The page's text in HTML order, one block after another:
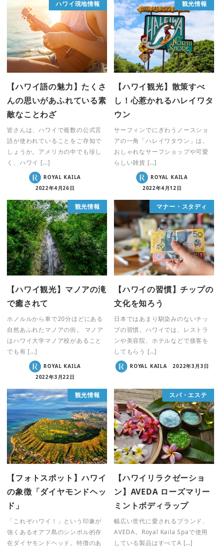
ハワイ現地情報
【ハワイ語の魅力】たくさ
んの思いがあふれている素
敵なことわざ
皆さんは、ハワイで複数の公式言
語が使われていることをご存知で
しょうか。アメリカの中でも珍し
く、ハワイ […]
ROYAL KAILA
2022年4月26日
観光情報
【ハワイ観光】散策すべ
し！心惹かれるハレイワタ
ウン
サーフィンでにぎわうノースショ
アの一角「ハレイワタウン」は、
おしゃれなサーフショップや可愛
らしい雑貨 […]
ROYAL KAILA
2022年4月12日
観光情報
【ハワイ観光】マノアの滝
で癒されて
ホノルルから車で20分ほどにある
自然あふれたマノアの街。 マノア
はハワイ大学マノア校があること
でも有 […]
ROYAL KAILA
2022年3月22日
マナー・スタディ
【ハワイの習慣】チップの
文化を知ろう
日本ではあまり馴染みのないチッ
プの習慣。ハワイでは、レストラ
ンや美容院、ホテルなどで接客を
してもらう […]
ROYAL KAILA 2022年3月3日
観光情報
【フォトスポット】ハワイ
の象徴「ダイヤモンドヘッ
ド」
「これぞハワイ！」という印象が
強くあるオアフ島のシンボル的存
在ダイヤモンドヘッド。特徴のあ
スパ・エステ
【ハワイリラクゼーショ
ン】AVEDA ローズマリー
ミントボディラップ
幅広い世代に愛されるブランド、
AVEDA。Royal Kaila Spaで使用
している製品はすべてA […]